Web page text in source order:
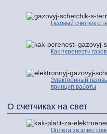
Газовый счетчик с
Как перенести
Электронный
принцип работы
О счетчиках на свет
Оплата за